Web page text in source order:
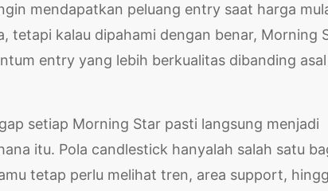
mendapatkan peluang entry saat harga
tetapi kalau dipahami dengan benar, Morning
entry yang lebih berkualitas dibanding asal
setiap Morning Star pasti langsung menjadi
itu. Pola candlestick hanyalah salah satu
tetap perlu melihat tren, area support,